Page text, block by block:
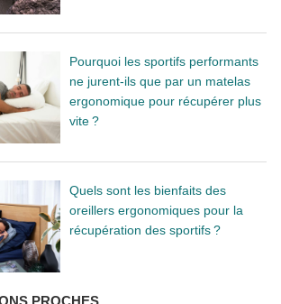
Pourquoi les sportifs performants
ne jurent-ils que par un matelas
ergonomique pour récupérer plus
vite ?
Quels sont les bienfaits des
oreillers ergonomiques pour la
récupération des sportifs ?